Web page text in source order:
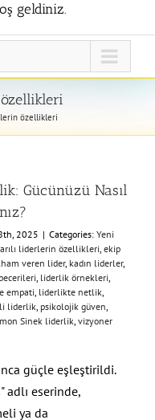
geldiniz.
özellikleri
özellikleri
Gücünüzü Nasıl
2025 | Categories: Yeni
liderlerin özellikleri, ekip
veren lider, kadın liderler,
, liderlik örnekleri,
empati, liderlikte netlik,
liderlik, psikolojik güven,
Sinek liderlik, vizyoner
güçle eşleştirildi.
adlı eserinde,
ya da